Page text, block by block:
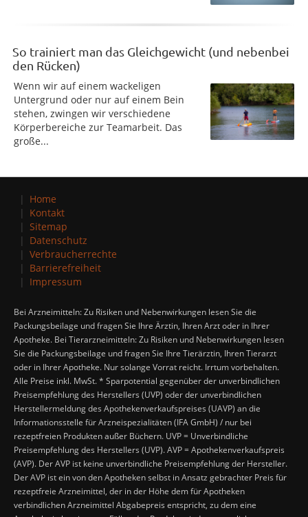
So trainiert man das Gleichgewicht (und nebenbei
den Rücken)
Wenn wir auf einem wackeligen
Untergrund oder nur auf einem Bein
stehen, zwingen wir verschiedene
Körperbereiche zur Teamarbeit. Das
große...
Home
Kontakt
Sitemap
Datenschutz
Verbraucherrechte
Barrierefreiheit
Impressum
Bei Arzneimitteln: Zu Risiken und Nebenwirkungen lesen Sie die
Packungsbeilage und fragen Sie Ihre Ärztin, Ihren Arzt oder in Ihrer
Apotheke. Bei Tierarzneimitteln: Zu Risiken und Nebenwirkungen lesen
Sie die Packungsbeilage und fragen Sie Ihre Tierärztin, Ihren Tierarzt
oder in Ihrer Apotheke. Nur solange Vorrat reicht. Irrtum vorbehalten.
Alle Preise inkl. MwSt. * Sparpotential gegenüber der unverbindlichen
Preisempfehlung des Herstellers (UVP) oder der unverbindlichen
Herstellermeldung des Apothekenverkaufspreises (UAVP) an die
Informationsstelle für Arzneispezialitäten (IFA GmbH) / nur bei
rezeptfreien Produkten außer Büchern. UVP = Unverbindliche
Preisempfehlung des Herstellers (UVP). AVP = Apothekenverkaufspreis
(AVP). Der AVP ist keine unverbindliche Preisempfehlung der Hersteller.
Der AVP ist ein von den Apotheken selbst in Ansatz gebrachter Preis für
rezeptfreie Arzneimittel, der in der Höhe dem für Apotheken
verbindlichen Arzneimittel Abgabepreis entspricht, zu dem eine